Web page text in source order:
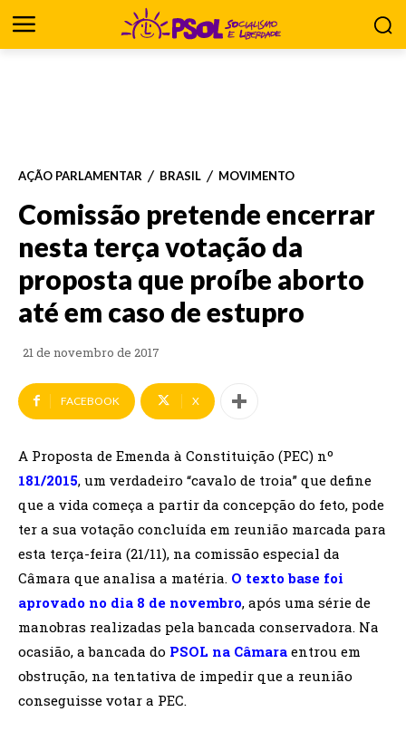
AÇÃO PARLAMENTAR BRASIL MOVIMENTO
Comissão pretende encerrar
nesta terça votação da
proposta que proíbe aborto
até em caso de estupro
21 de novembro de 2017
FACEBOOK X
A Proposta de Emenda à Constituição (PEC) nº
181/2015, um verdadeiro “cavalo de troia” que define
que a vida começa a partir da concepção do feto, pode
ter a sua votação concluída em reunião marcada para
esta terça-feira (21/11), na comissão especial da
Câmara que analisa a matéria. O texto base foi
aprovado no dia 8 de novembro, após uma série de
manobras realizadas pela bancada conservadora. Na
ocasião, a bancada do PSOL na Câmara entrou em
obstrução, na tentativa de impedir que a reunião
conseguisse votar a PEC.